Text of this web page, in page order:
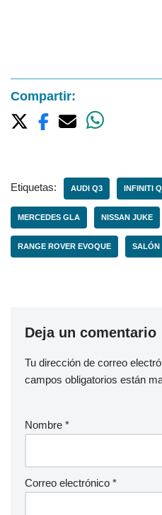
Compartir:
Etiquetas: AUDI Q3 INFINITI
MERCEDES GLA NISSAN JUKE
RANGE ROVER EVOQUE SALÓN
Deja un comentario
Tu dirección de correo
campos obligatorios están
Nombre *
Correo electrónico *